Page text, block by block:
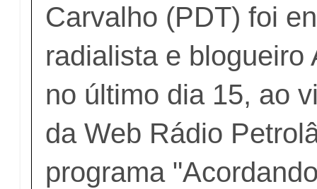
Carvalho (PDT) foi
radialista e blogueiro
no último dia 15, ao
da Web Rádio
programa